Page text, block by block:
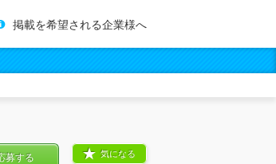
掲載を希望される企業様へ
気になる
募する